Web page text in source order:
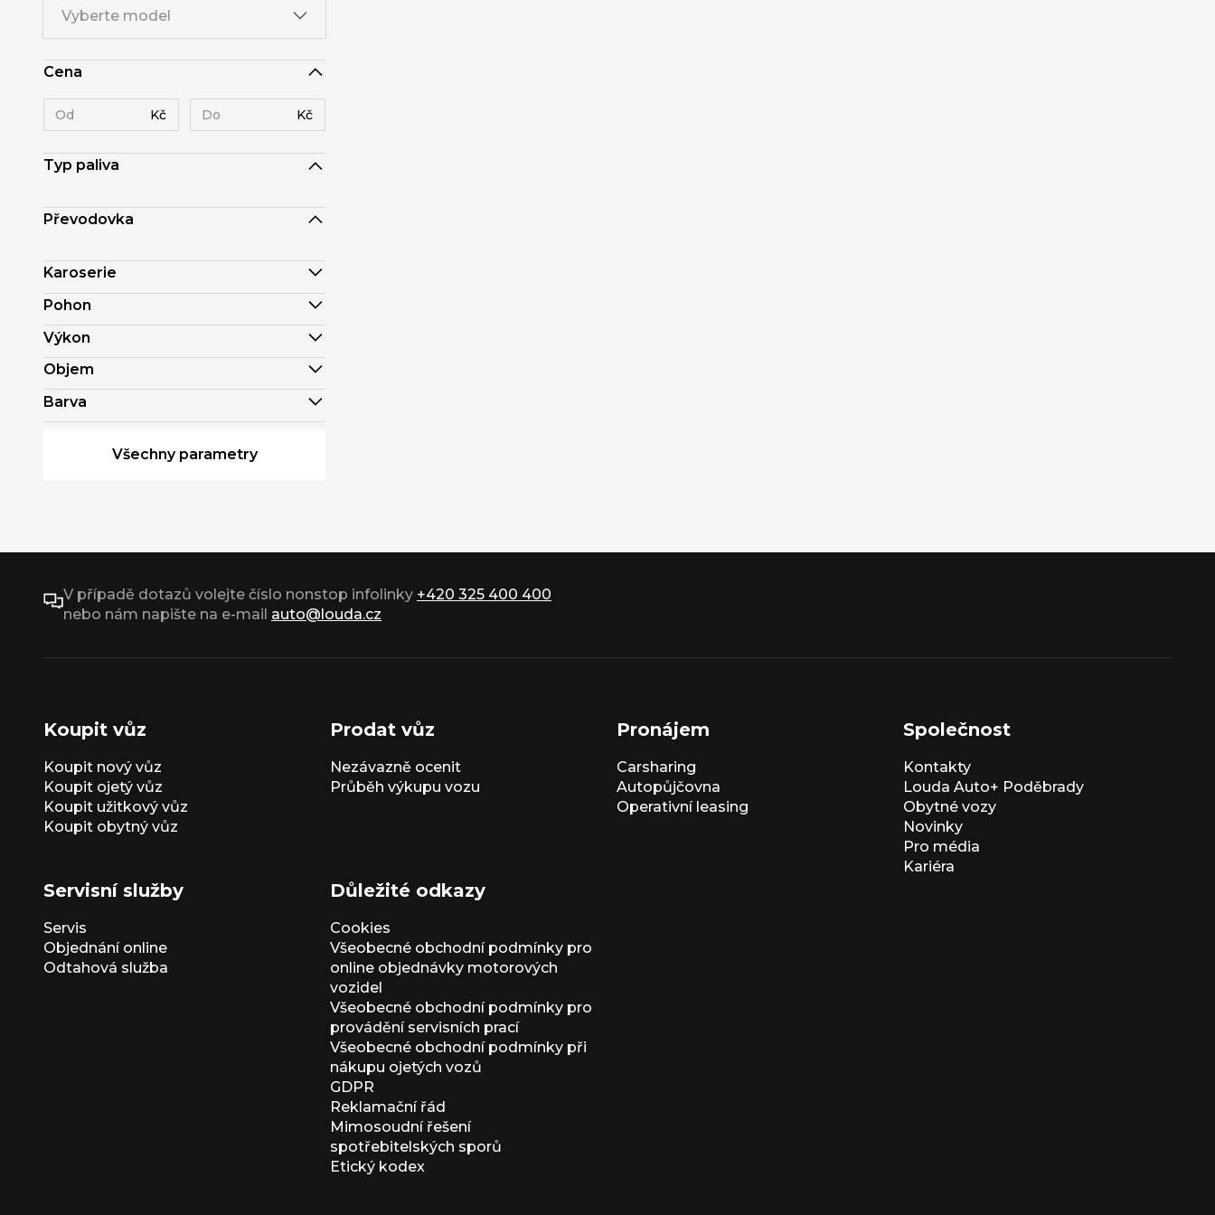
Vyberte model
Cena
Kč Kč
Typ paliva
Převodovka
Karoserie
Pohon
Výkon
Objem
Barva
Všechny parametry
V případě dotazů volejte číslo nonstop infolinky +420 325 400 400
nebo nám napište na e-mail auto@louda.cz
Koupit vůz
Koupit nový vůz
Koupit ojetý vůz
Koupit užitkový vůz
Koupit obytný vůz
Prodat vůz
Nezávazně ocenit
Průběh výkupu vozu
Pronájem
Carsharing
Autopůjčovna
Operativní leasing
Společnost
Kontakty
Louda Auto+ Poděbrady
Obytné vozy
Novinky
Pro média
Kariéra
Servisní služby
Servis
Objednání online
Odtahová služba
Důležité odkazy
Cookies
Všeobecné obchodní podmínky pro
online objednávky motorových
vozidel
Všeobecné obchodní podmínky pro
provádění servisních prací
Všeobecné obchodní podmínky při
nákupu ojetých vozů
GDPR
Reklamační řád
Mimosoudní řešení
spotřebitelských sporů
Etický kodex